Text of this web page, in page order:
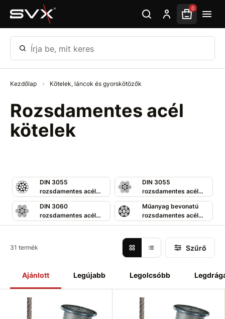
Ugrás az oldal fő részéhez 0
Írja be, mit keres
Kezdőlap Kötelek, láncok és gyorskötözők
Rozsdamentes acél
kötelek
DIN 3055
rozsdamentes acél
kötelek 1x19
DIN 3055
rozsdamentes acél
kötelek 7x7
DIN 3060
rozsdamentes acél
kötelek 7x19
Műanyag bevonatú
rozsdamentes acél
kötelek
Ajánlott Legújabb Legolcsóbb
31 termék Szűrő